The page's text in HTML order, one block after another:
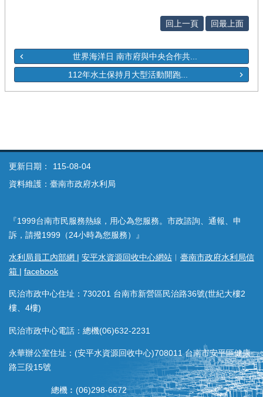
回上一頁 回最上面
世界海洋日 南市府與中央合作共...
112年水土保持月大型活動開跑...
更新日期：
115-08-04
資料維護：臺南市政府水利局
『1999台南市民服務熱線，用心為您服務。市政諮詢、通報、申
訴，請撥1999（24小時為您服務）』
水利局員工內部網 | 安平水資源回收中心網站 ︱ 臺南市政府水利局信
箱 | facebook
民治市政中心住址：730201 台南市新營區民治路36號(世紀大樓2
樓、4樓)
民治市政中心電話：總機(06)632-2231
永華辦公室住址：(安平水資源回收中心)708011 台南市安平區健康
路三段15號
總機︰(06)298-6672